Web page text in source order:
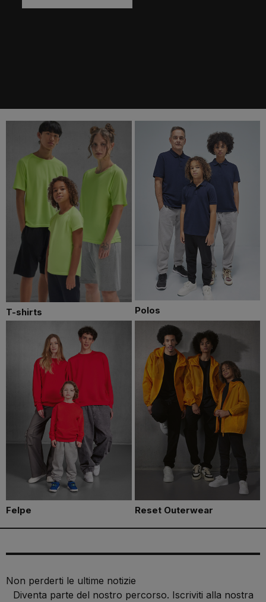
T-shirts Polos
Felpe Reset Outerwear
Non perderti le ultime notizie
Diventa parte del nostro percorso. Iscriviti alla nostra